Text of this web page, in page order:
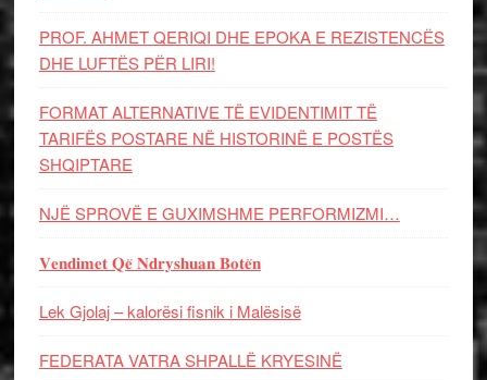
PROF. AHMET QERIQI DHE EPOKA E REZISTENCЁS
DHE LUFTЁS PЁR LIRI!
FORMAT ALTERNATIVE TË EVIDENTIMIT TË
TARIFËS POSTARE NË HISTORINË E POSTËS
SHQIPTARE
NJË SPROVË E GUXIMSHME PERFORMIZMI…
𝐕𝐞𝐧𝐝𝐢𝐦𝐞𝐭 𝐐𝐞̈ 𝐍𝐝𝐫𝐲𝐬𝐡𝐮𝐚𝐧 𝐁𝐨𝐭𝐞̈𝐧
Lek Gjolaj – kalorësi fisnik i Malësisë
FEDERATA VATRA SHPALLË KRYESINË